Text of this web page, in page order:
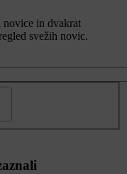
novice in dvakrat
svežih novic.